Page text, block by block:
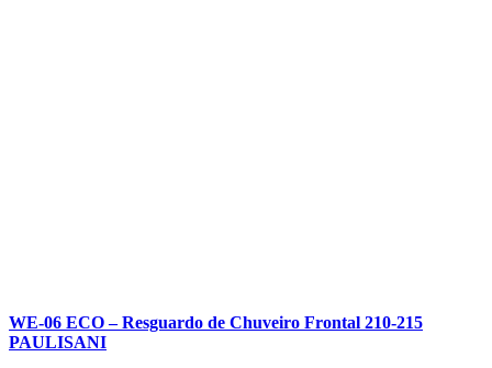
WE-06 ECO – Resguardo de Chuveiro Frontal 210-215
PAULISANI